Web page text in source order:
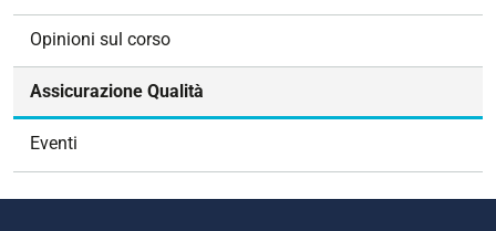
Opinioni sul corso
Assicurazione Qualità
Eventi